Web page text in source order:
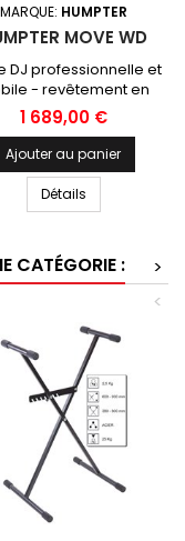
MARQUE: HUMPTER
MOVE WD
DJ professionnelle et
- revêtement en
bois véritable
Prix
1 689,00 €
Ajouter au panier
Détails
CATÉGORIE :
>
<